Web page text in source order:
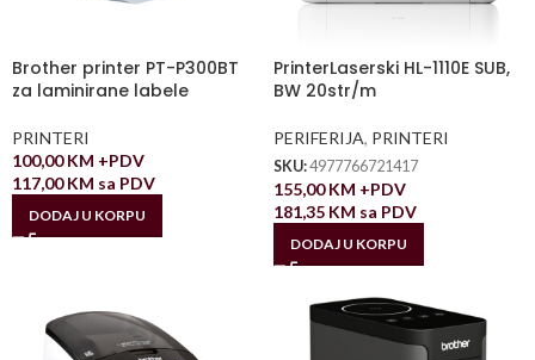
Brother printer PT-P300BT
za laminirane labele
PRINTERI
100,00KM +PDV
117,00KM sa PDV
DODAJ U KORPU
PrinterLaserski HL-1110E SUB,
BW 20str/m
PERIFERIJA, PRINTERI
SKU:4977766721417
155,00KM +PDV
181,35 KM sa PDV
DODAJ U KORPU